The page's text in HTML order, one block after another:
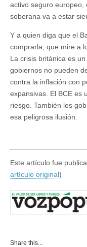
activo seguro europeo,
soberana va a estar
Y a quien diga que el
comprarla, que mire a
La crisis británica es
gobiernos no pueden
contra la inflación con
expansivas. El BCE es
riesgo. También los
esa peligrosa ilusión.
Este artículo fue
artículo original)
Share this...